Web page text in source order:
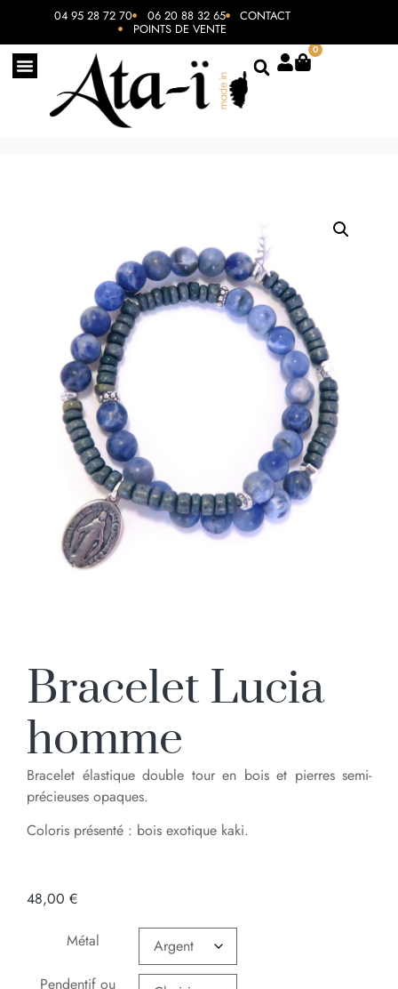
04 95 28 72 70 06 20 88 32 65 CONTACT
POINTS DE VENTE
0
Bracelet Lucia
homme
Bracelet élastique double tour en bois et pierres semi-
précieuses opaques.
Coloris présenté : bois exotique kaki.
48,00 €
Métal
Pendentif ou